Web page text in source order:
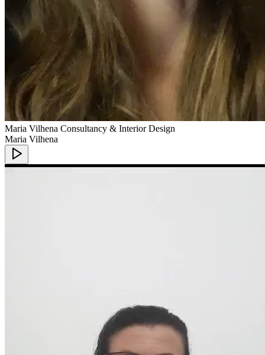
Maria Vilhena Consultancy & Interior Design
Maria Vilhena